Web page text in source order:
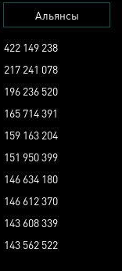
Альянсы
422 149 238
217 241 078
196 236 520
165 714 391
159 163 204
151 950 399
146 634 180
146 612 370
143 608 339
143 562 522